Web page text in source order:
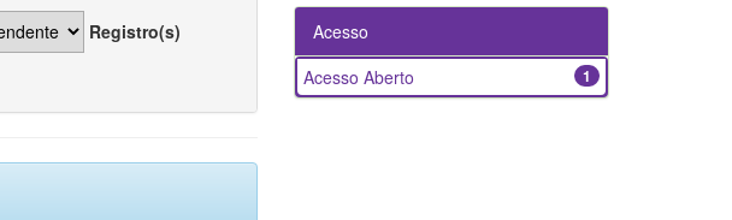
Registro(s) Acesso
1
Acesso Aberto